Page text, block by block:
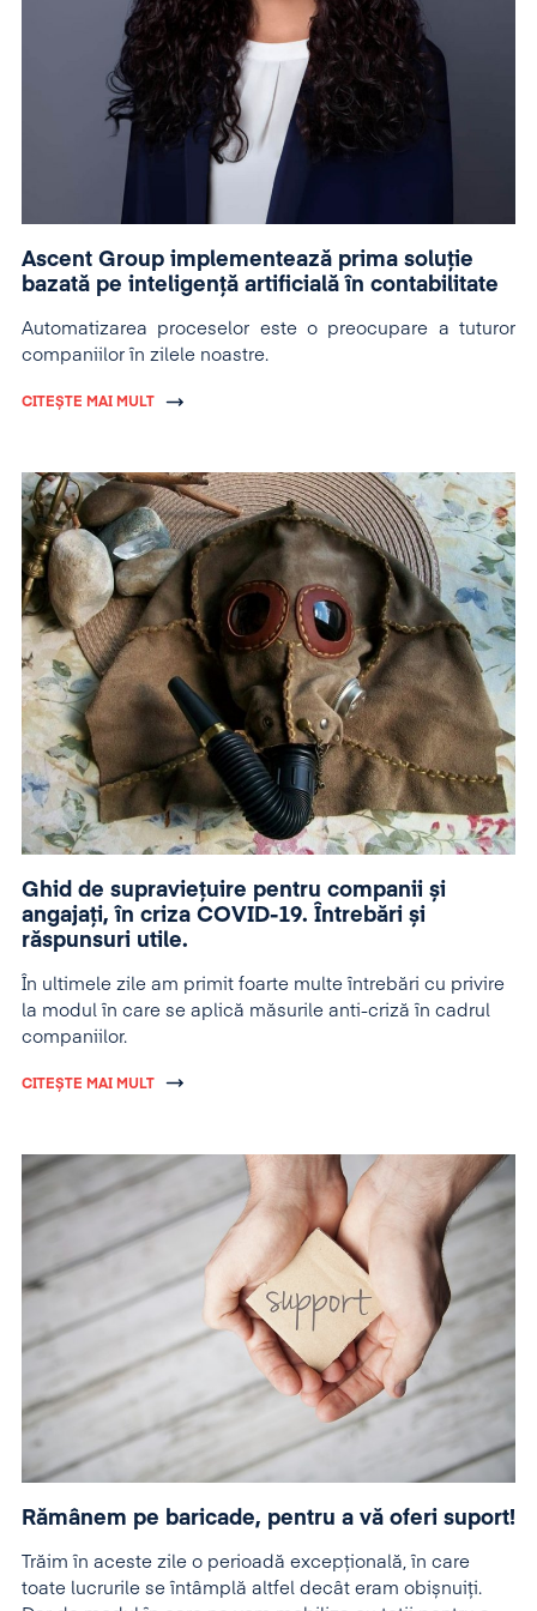
Ascent Group implementează prima soluție
bazată pe inteligență artificială în contabilitate
Automatizarea proceselor este o preocupare a tuturor
companiilor în zilele noastre.
CITEȘTE MAI MULT
Ghid de supraviețuire pentru companii și
angajați, în criza COVID-19. Întrebări și
răspunsuri utile.
În ultimele zile am primit foarte multe întrebări cu privire
la modul în care se aplică măsurile anti-criză în cadrul
companiilor.
CITEȘTE MAI MULT
Rămânem pe baricade, pentru a vă oferi suport!
Trăim în aceste zile o perioadă excepțională, în care
toate lucrurile se întâmplă altfel decât eram obișnuiți.